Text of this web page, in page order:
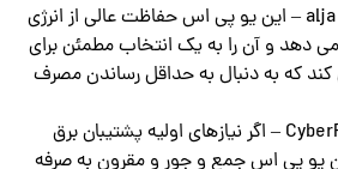
۴٫ alja Back-UPS 1500VA – این یو پی اس حفاظت عالی از انرژی
می دهد و آن را به یک انتخاب مطمئن برای
کند که به دنبال به حداقل رساندن مصرف
۵٫ CyberPower EC850LCD – اگر نیازهای اولیه پشتیبان برق
یو پی اس جمع و جور و مقرون به صرفه